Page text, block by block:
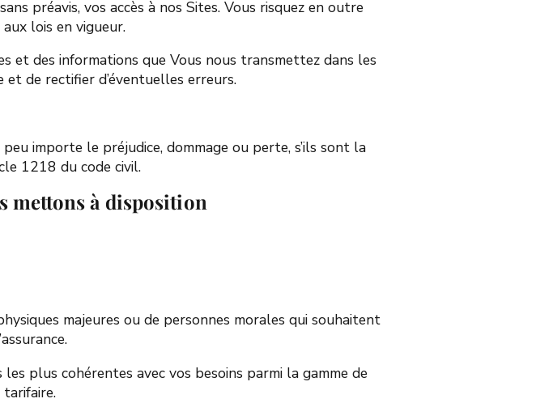
préavis, vos accès à nos Sites. Vous risquez en outre
lois en vigueur.
et des informations que Vous nous transmettez dans les
de rectifier d’éventuelles erreurs.
importe le préjudice, dommage ou perte, s’ils sont la
1218 du code civil.
mettons à disposition
majeures ou de personnes morales qui souhaitent
plus cohérentes avec vos besoins parmi la gamme de
tarifaire.